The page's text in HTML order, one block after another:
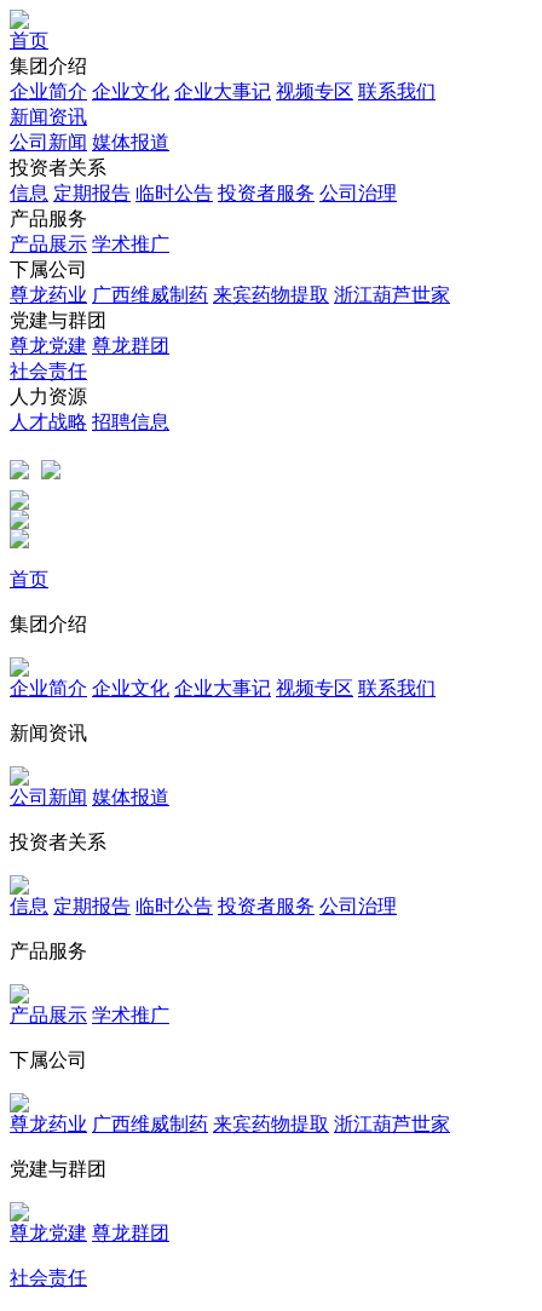
首页
集团介绍
企业简介 企业文化 企业⼤事记 视频专区 联系我们
新闻资讯
公司新闻 媒体报道
投资者关系
信息 定期报告 临时公告 投资者服务 公司治理
产品服务
产品展示 学术推广
下属公司
尊龙药业 广西维威制药 来宾药物提取 浙江葫芦世家
党建与群团
尊龙党建 尊龙群团
社会责任
人力资源
人才战略 招聘信息
首页
集团介绍
企业简介 企业文化 企业⼤事记 视频专区 联系我们
新闻资讯
公司新闻 媒体报道
投资者关系
信息 定期报告 临时公告 投资者服务 公司治理
产品服务
产品展示 学术推广
下属公司
尊龙药业 广西维威制药 来宾药物提取 浙江葫芦世家
党建与群团
尊龙党建 尊龙群团
社会责任